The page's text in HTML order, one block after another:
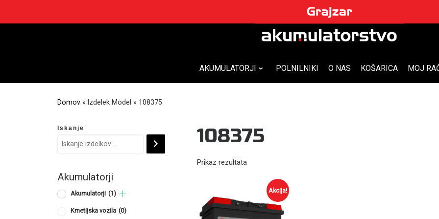
AKUMULATORJI POLNILNIKI O NAS KOŠARICA MOJ
Domov » Izdelek Model » 108375
108375
Prikaz rezultata
Akcija!
Iskanje
Akumulatorji
Akumulatorji (1)
Kmetijska vozila (0)